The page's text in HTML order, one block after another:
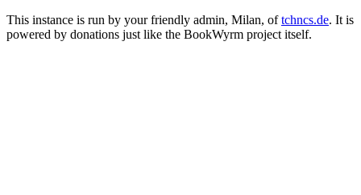
This instance is run by your friendly admin, Milan, oftchncs.de. It is
powered by donations just like the BookWyrm project itself.